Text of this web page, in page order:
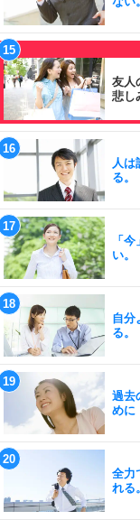
友人
悲し
人
る。
「
い。
自分
る。
過去
めに
全力
れる。